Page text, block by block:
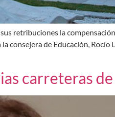
retribuciones la
consejera de Educación, Rocío
carreteras